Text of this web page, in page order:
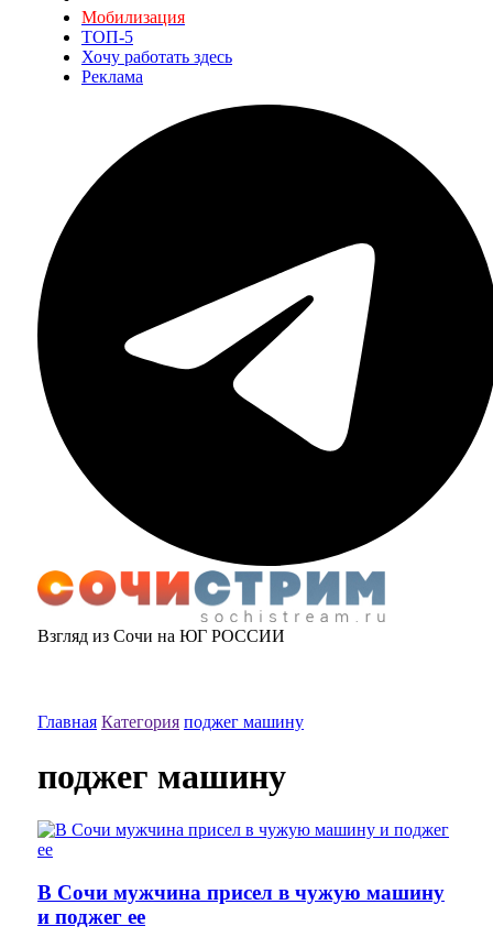
Мобилизация
ТОП-5
Хочу работать здесь
Реклама
Взгляд из Сочи на ЮГ РОССИИ
Главная Категория поджег машину
поджег машину
В Сочи мужчина присел в чужую машину
и поджег ее